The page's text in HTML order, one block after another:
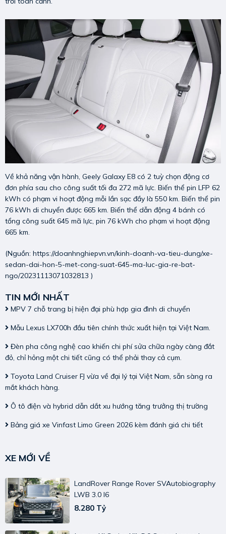
Về khả năng vận hành, Geely Galaxy E8 có 2 tuỳ chọn động cơ
đơn phía sau cho công suất tối đa 272 mã lực. Biến thể pin LFP 62
kWh có phạm vi hoạt động mỗi lần sạc đầy là 550 km. Biến thể pin
76 kWh di chuyển được 665 km. Biến thể dẫn động 4 bánh có
tổng công suất 645 mã lực, pin 76 kWh cho phạm vi hoạt động
665 km.
(Nguồn: https://doanhnghiepvn.vn/kinh-doanh-va-tieu-dung/xe-
sedan-dai-hon-5-met-cong-suat-645-ma-luc-gia-re-bat-
ngo/20231113071032813 )
TIN MỚI NHẤT
MPV 7 chỗ trang bị hiện đại phù hợp gia đình di chuyển
Mẫu Lexus LX700h đầu tiên chính thức xuất hiện tại Việt Nam.
Đèn pha công nghệ cao khiến chi phí sửa chữa ngày càng đắt
đỏ, chỉ hỏng một chi tiết cũng có thể phải thay cả cụm.
Toyota Land Cruiser FJ vừa về đại lý tại Việt Nam, sẵn sàng ra
mắt khách hàng.
Ô tô điện và hybrid dẫn dắt xu hướng tăng trưởng thị trường
Bảng giá xe Vinfast Limo Green 2026 kèm đánh giá chi tiết
XE MỚI VỀ
LandRover Range Rover SVAutobiography
LWB 3.0 I6
8.280 Tỷ